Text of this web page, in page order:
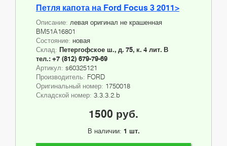
Петля капота на Ford Focus 3 2011>
Описание: левая оригинал не крашенная
BM51A16801
Состояние: новая
Склад: Петергофское ш., д. 75, к. 4 лит. В
тел.: +7 (812) 679-79-69
Артикул: s60325121
Производитель: FORD
Оригинальный номер: 1750018
Складской номер: 3.3.3.2.b
1500 руб.
В наличии: 1 шт.